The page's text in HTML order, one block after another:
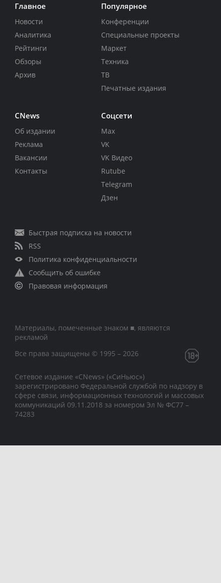
Главное
Новости
Аналитика
Рейтинги
Обзоры
Архив
Популярное
Конференции
Специальные проекты
Маркет
Техника
ТВ
Печатные издания
CNews
Об издании
Реклама
Вакансии
Контакты
Соцсети
Max
VK
VK Видео
Rutube
Telegram
Дзен
Быстрая подписка на новости
RSS
Политика конфиденциальности
Сообщить об ошибке
Правовая информация
Материалы, помеченные знаком ■, являются
рекламой
Все права защищены © 1995 – 2026
Сетевое издание «CNews» («СиНьюс»)
зарегистрировано Федеральной службой по надзору в
сфере связи, информационных технологий и массовых
коммуникаций 09.11.2018 за номером Эл № ФС77 –
74283